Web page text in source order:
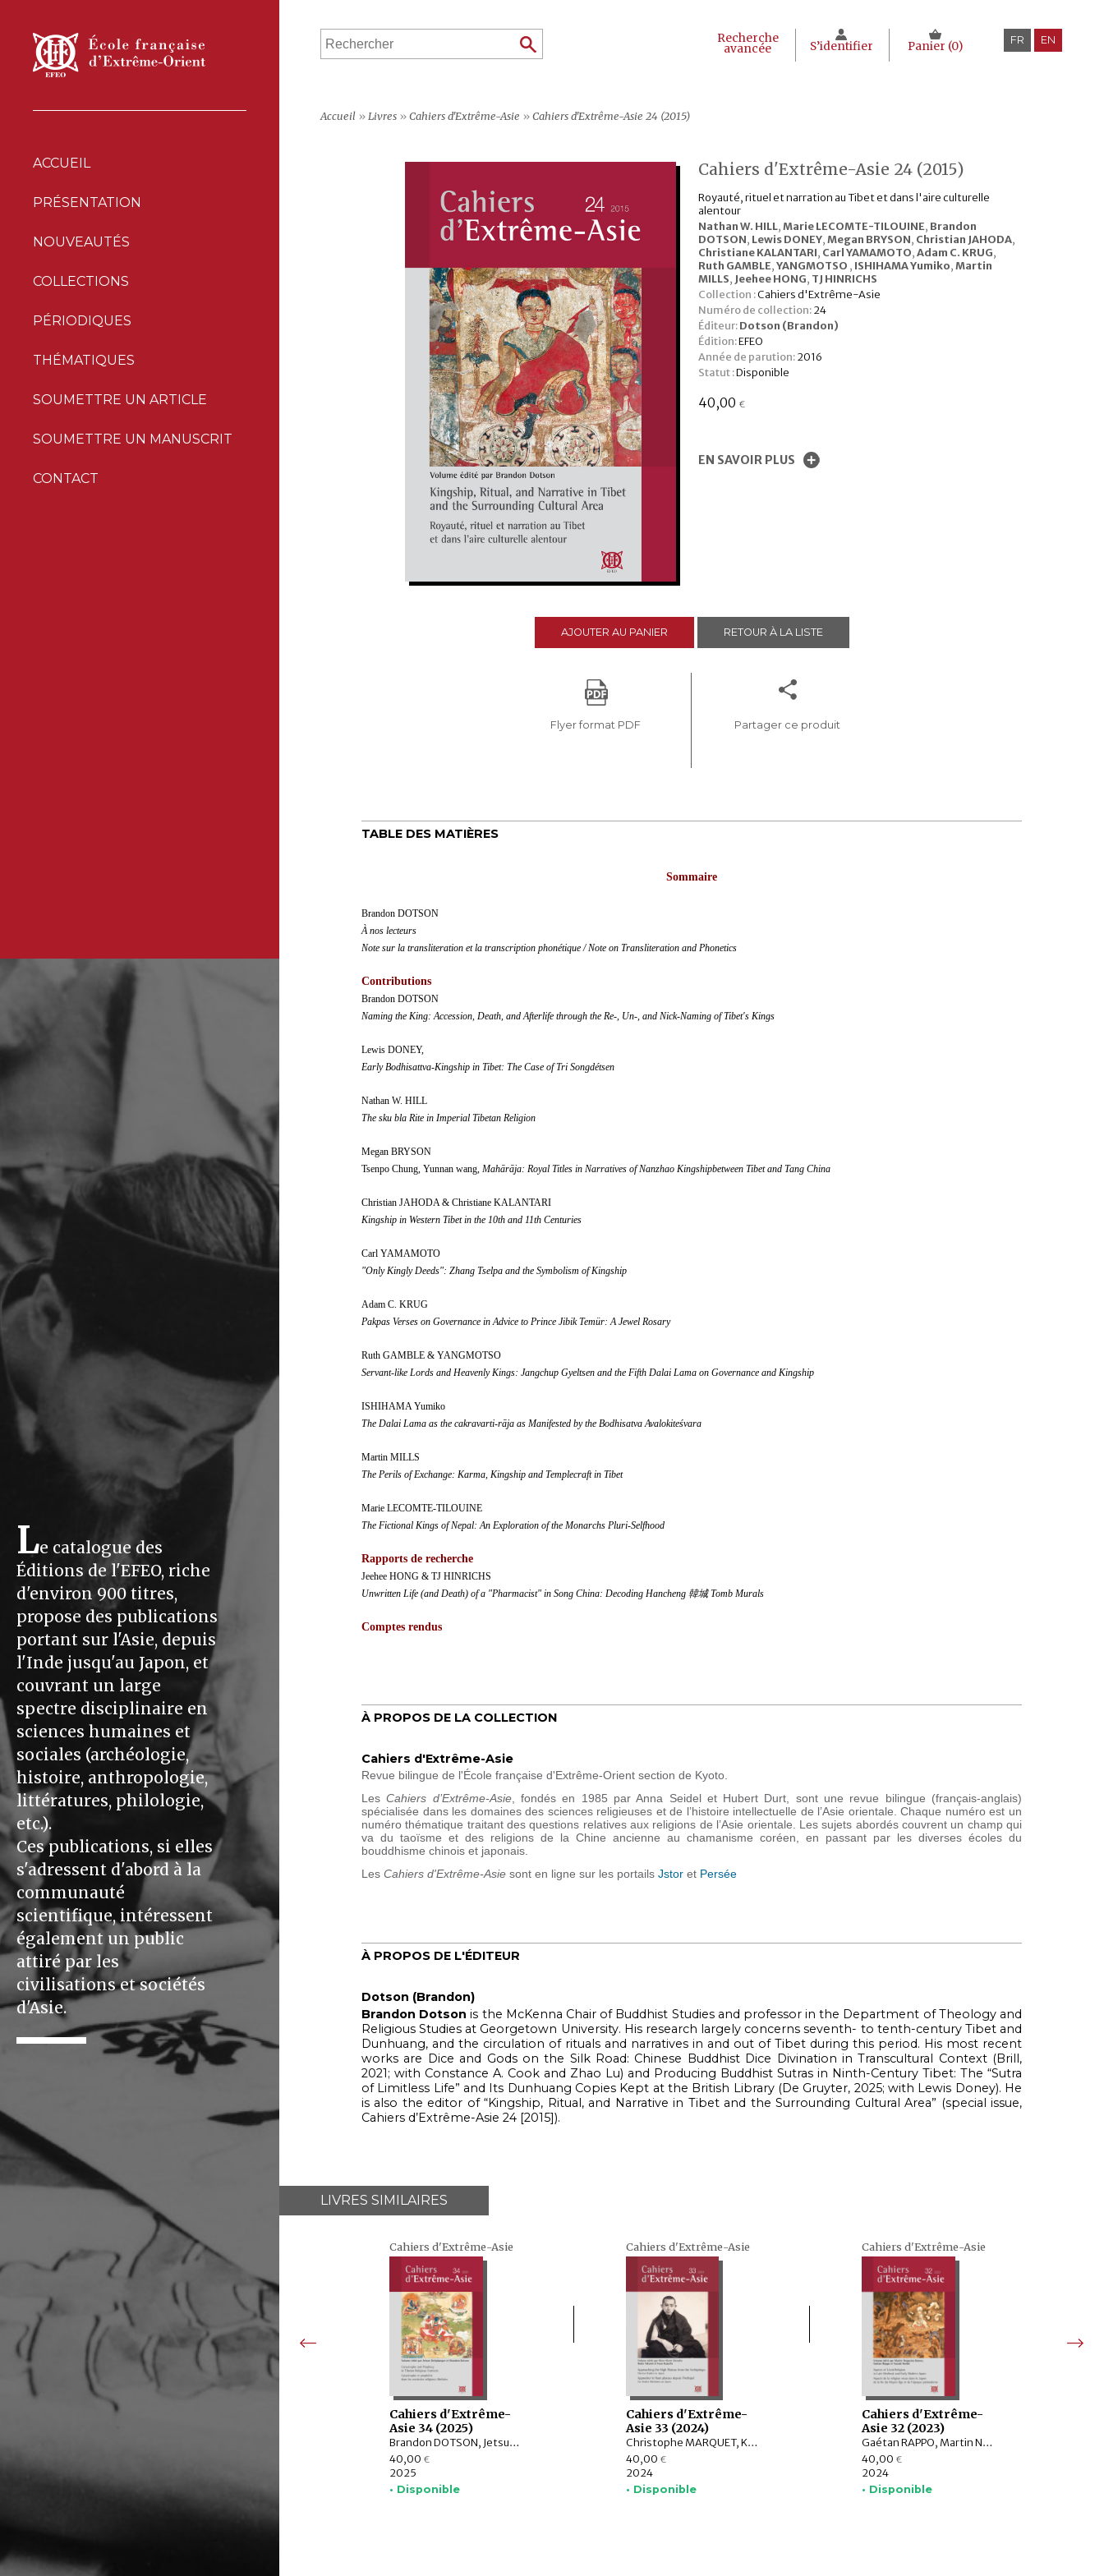
ACCUEIL
PRÉSENTATION
NOUVEAUTÉS
COLLECTIONS
PÉRIODIQUES
THÉMATIQUES
SOUMETTRE UN ARTICLE
SOUMETTRE UN MANUSCRIT
CONTACT
Le catalogue des
Éditions de l'EFEO, riche
d'environ 900 titres,
propose des publications
portant sur l'Asie, depuis
l'Inde jusqu'au Japon, et
couvrant un large
spectre disciplinaire en
sciences humaines et
sociales (archéologie,
histoire, anthropologie,
littératures, philologie,
etc.).
Ces publications, si elles
s'adressent d'abord à la
communauté
scientifique, intéressent
également un public
attiré par les
civilisations et sociétés
d'Asie.
Recherche
avancée S’identifier Panier (0) FR EN
Accueil » Livres »Cahiers d'Extrême-Asie »Cahiers d'Extrême-Asie 24 (2015)
Cahiers d'Extrême-Asie 24 (2015)
Royauté, rituel et narration au Tibet et dans l'aire culturelle
alentour
Nathan W. HILL,Marie LECOMTE-TILOUINE, Brandon
DOTSON, Lewis DONEY,Megan BRYSON, Christian JAHODA,
Christiane KALANTARI, Carl YAMAMOTO,Adam C. KRUG,
Ruth GAMBLE,YANGMOTSO , ISHIHAMA Yumiko,Martin
MILLS, Jeehee HONG, TJ HINRICHS
Collection :Cahiers d'Extrême-Asie
Numéro de collection:24
Éditeur:Dotson (Brandon)
Édition:EFEO
Année de parution:2016
Statut :Disponible
40,00 €
EN SAVOIR PLUS
AJOUTER AU PANIER RETOUR À LA LISTE
Flyer format PDF Partager ce produit
TABLE DES MATIÈRES
Sommaire
Brandon DOTSON
À nos lecteurs
Note sur la transliteration et la transcription phonétique / Note on Transliteration and Phonetics
Contributions
Brandon DOTSON
Naming the King: Accession, Death, and Afterlife through the Re-, Un-, and Nick-Naming of Tibet's Kings
Lewis DONEY,
Early Bodhisattva-Kingship in Tibet: The Case of Tri Songdétsen
Nathan W. HILL
The sku bla Rite in Imperial Tibetan Religion
Megan BRYSON
Tsenpo Chung, Yunnan wang, Mahārāja: Royal Titles in Narratives of Nanzhao Kingshipbetween Tibet and Tang China
Christian JAHODA & Christiane KALANTARI
Kingship in Western Tibet in the 10th and 11th Centuries
Carl YAMAMOTO
"Only Kingly Deeds": Zhang Tselpa and the Symbolism of Kingship
Adam C. KRUG
Pakpas Verses on Governance in Advice to Prince Jibik Temür: A Jewel Rosary
Ruth GAMBLE & YANGMOTSO
Servant-like Lords and Heavenly Kings: Jangchup Gyeltsen and the Fifth Dalai Lama on Governance and Kingship
ISHIHAMA Yumiko
The Dalai Lama as the cakravarti-rāja as Manifested by the Bodhisatva Avalokiteśvara
Martin MILLS
The Perils of Exchange: Karma, Kingship and Templecraft in Tibet
Marie LECOMTE-TILOUINE
The Fictional Kings of Nepal: An Exploration of the Monarchs Pluri-Selfhood
Rapports de recherche
Jeehee HONG & TJ HINRICHS
Unwritten Life (and Death) of a "Pharmacist" in Song China: Decoding Hancheng 韓城 Tomb Murals
Comptes rendus
À PROPOS DE LA COLLECTION
Cahiers d'Extrême-Asie
Revue bilingue de l'École française d'Extrême-Orient section de Kyoto.
LesCahiers d’Extrême-Asie, fondés en 1985 par Anna Seidel et Hubert Durt, sont une revue bilingue (français-anglais)
spécialisée dans les domaines des sciences religieuses et de l’histoire intellectuelle de l’Asie orientale. Chaque numéro est un
numéro thématique traitant des questions relatives aux religions de l’Asie orientale. Les sujets abordés couvrent un champ qui
va du taoïsme et des religions de la Chine ancienne au chamanisme coréen, en passant par les diverses écoles du
bouddhisme chinois et japonais.
Les Cahiers d'Extrême-Asie sont en ligne sur les portails Jstor et Persée
À PROPOS DE L'ÉDITEUR
Dotson (Brandon)
Brandon Dotson is the McKenna Chair of Buddhist Studies and professor in the Department of Theology and
Religious Studies at Georgetown University. His research largely concerns seventh- to tenth-century Tibet and
Dunhuang, and the circulation of rituals and narratives in and out of Tibet during this period. His most recent
works are Dice and Gods on the Silk Road: Chinese Buddhist Dice Divination in Transcultural Context (Brill,
2021; with Constance A. Cook and Zhao Lu) and Producing Buddhist Sutras in Ninth-Century Tibet: The “Sutra
of Limitless Life” and Its Dunhuang Copies Kept at the British Library (De Gruyter, 2025; with Lewis Doney). He
is also the editor of “Kingship, Ritual, and Narrative in Tibet and the Surrounding Cultural Area” (special issue,
Cahiers d’Extrême-Asie 24 [2015]).
LIVRES SIMILAIRES
Cahiers d'Extrême-Asie
Cahiers d'Extrême-
Asie 34 (2025)
Brandon DOTSON, Jetsun DELEPLANQUE, Rory LINDSAY, Natasha MIKLES, Matthew KING, Naljor TSERING, SHAO Jiade, QIN Sen, SHEN Ting
40,00 €
2025
• Disponible
Cahiers d'Extrême-Asie
Cahiers d'Extrême-
Asie 33 (2024)
Christophe MARQUET, KOBAYASHI Ryōsuke, ONODA Shunzo, Marc-Henri DEROCHE, IKEDA Takumi, IWAO Kazushi, IUCHI Maho, KOMATSUBARA Yuri, ŌKAWA Kensaku, EBIHARA Shiho, LEE Chian-wei
40,00 €
2024
• Disponible
Cahiers d'Extrême-Asie
Cahiers d'Extrême-
Asie 32 (2023)
Gaétan RAPPO, Martin NOGUEIRA RAMOS, SUZUKI Kenkō
40,00 €
2024
• Disponible